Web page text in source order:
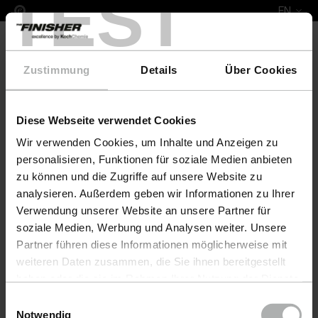
TEST
Zustimmung Details Über Cookies
Diese Webseite verwendet Cookies
Wir verwenden Cookies, um Inhalte und Anzeigen zu
personalisieren, Funktionen für soziale Medien anbieten
zu können und die Zugriffe auf unsere Website zu
analysieren. Außerdem geben wir Informationen zu Ihrer
Verwendung unserer Website an unsere Partner für
soziale Medien, Werbung und Analysen weiter. Unsere
Partner führen diese Informationen möglicherweise mit
weiteren Daten zusammen, die Sie ihnen bereitgestellt
Einstellungen zu den Cookies finden Sie unter
Notwendig
EN
COLOURLOCK Leather Fresh 100 ml Fiat